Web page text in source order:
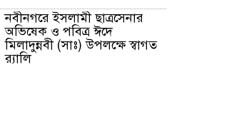
নবীনগরে ইসলামী ছাত্রসেনার
অভিষেক ও পবিত্র ঈদে
মিলাদুন্নবী (সাঃ) উপলক্ষে স্বাগত
র‍্যালি